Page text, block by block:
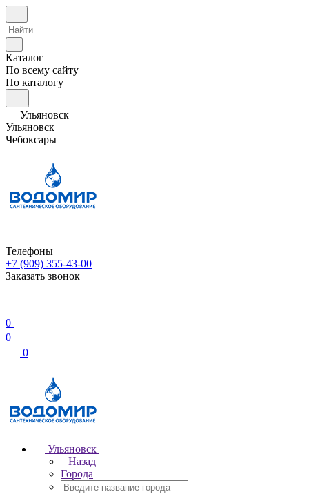
Каталог
По всему сайту
По каталогу
Ульяновск
Ульяновск
Чебоксары
Телефоны
+7 (909) 355-43-00
Заказать звонок
0
0
0
Ульяновск
Назад
Города